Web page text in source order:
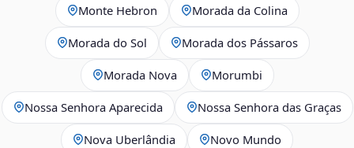
Monte Hebron Morada da Colina
Morada do Sol Morada dos Pássaros
Morada Nova Morumbi
Nossa Senhora Aparecida Nossa Senhora das Graças
Nova Uberlândia Novo Mundo